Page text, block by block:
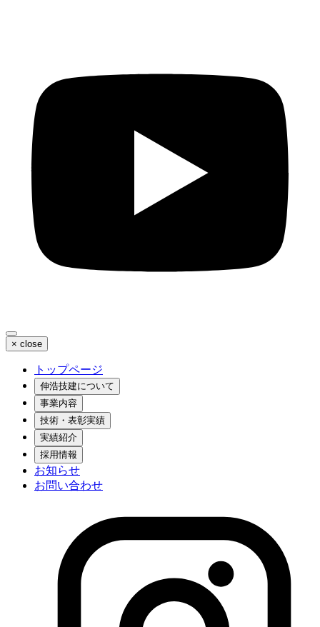
× close
トップページ
伸浩技建について
事業内容
技術・表彰実績
実績紹介
採用情報
お知らせ
お問い合わせ